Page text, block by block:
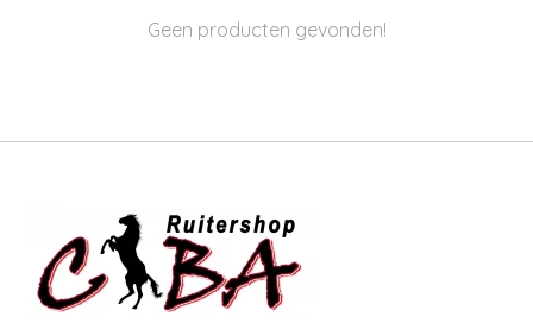
Geen producten gevonden!